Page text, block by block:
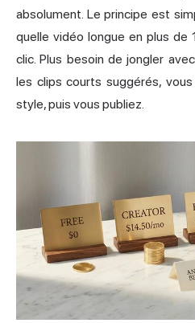
absolument. Le principe est
quelle vidéo longue en plus de
clic. Plus besoin de jongler
les clips courts suggérés,
style, puis vous publiez.